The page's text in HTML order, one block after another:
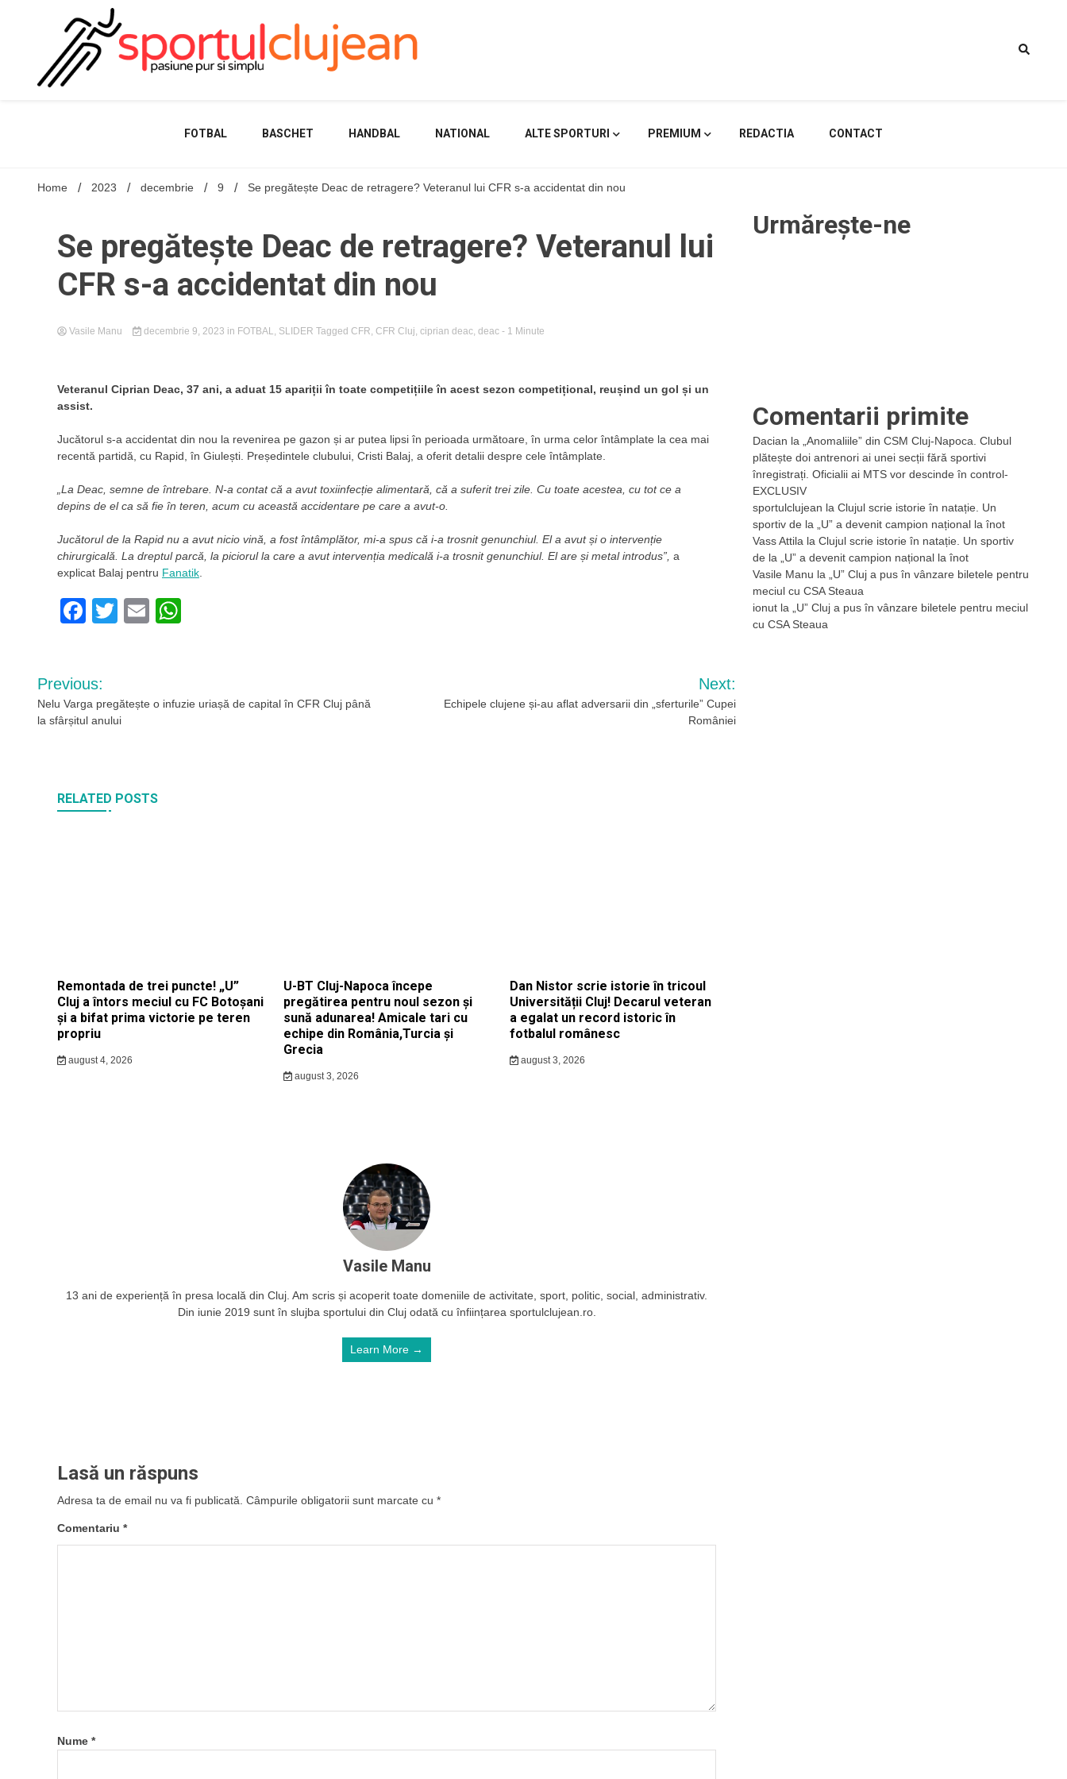
FOTBAL BASCHET HANDBAL NATIONAL ALTE SPORTURI PREMIUM REDACTIA CONTACT
Home 2023 decembrie 9 Se pregătește Deac de retragere? Veteranul lui CFR s-a accidentat din nou
Se pregătește Deac de retragere? Veteranul lui
CFR s-a accidentat din nou
Vasile Manu decembrie 9, 2023 in FOTBAL, SLIDER Tagged CFR, CFR Cluj, ciprian deac, deac - 1 Minute
Veteranul Ciprian Deac, 37 ani, a aduat 15 apariții în toate competițiile în acest sezon competițional, reușind un gol și un
assist.
Jucătorul s-a accidentat din nou la revenirea pe gazon și ar putea lipsi în perioada următoare, în urma celor întâmplate la cea mai
recentă partidă, cu Rapid, în Giulești. Președintele clubului, Cristi Balaj, a oferit detalii despre cele întâmplate.
„La Deac, semne de întrebare. N-a contat că a avut toxiinfecție alimentară, că a suferit trei zile. Cu toate acestea, cu tot ce a
depins de el ca să fie în teren, acum cu această accidentare pe care a avut-o.
Jucătorul de la Rapid nu a avut nicio vină, a fost întâmplător, mi-a spus că i-a trosnit genunchiul. El a avut și o intervenție
chirurgicală. La dreptul parcă, la piciorul la care a avut intervenția medicală i-a trosnit genunchiul. El are și metal introdus”, a
explicat Balaj pentru Fanatik
Facebook
TwitterEmail
Navigare
în
Previous:
Nelu Varga pregătește o infuzie uriașă de capital în CFR Cluj până
la sfârșitul anului
Next:
Echipele clujene și-au aflat adversarii din „sferturile” Cupei
României
RELATED POSTS
Remontada de trei puncte! „U”
Cluj a întors meciul cu FC Botoșani
și a bifat prima victorie pe teren
propriu
august 4, 2026
U-BT Cluj-Napoca începe
pregătirea pentru noul sezon și
sună adunarea! Amicale tari cu
echipe din România,Turcia și
Grecia
august 3, 2026
Dan Nistor scrie istorie în tricoul
Universității Cluj! Decarul veteran
a egalat un record istoric în
fotbalul românesc
august 3, 2026
Vasile Manu
13 ani de experiență în presa locală din Cluj. Am scris și acoperit toate domeniile de activitate, sport, politic, social, administrativ.
Din iunie 2019 sunt în slujba sportului din Cluj odată cu înființarea sportulclujean.ro.
Learn More →
Lasă un răspuns
Adresa ta de email nu va fi publicată. Câmpurile obligatorii sunt marcate cu *
Comentariu *
Nume *
Urmărește-ne
Comentarii primite
Dacian la
„Anomaliile” din CSM Cluj-Napoca. Clubul
plătește doi antrenori ai unei secții fără sportivi
înregistrați. Oficialii ai MTS vor descinde în control-
EXCLUSIV
sportulclujean la Clujul scrie istorie în natație. Un
sportiv de la „U” a devenit campion național la înot
Vass Attila la Clujul scrie istorie în natație. Un sportiv
de la „U” a devenit campion național la înot
Vasile Manu la
„U” Cluj a pus în vânzare biletele pentru
meciul cu CSA Steaua
ionut la
„U” Cluj a pus în vânzare biletele pentru meciul
cu CSA Steaua